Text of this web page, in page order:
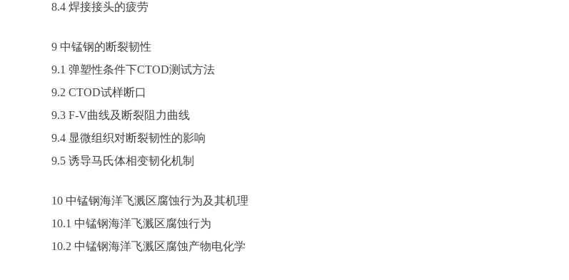
8.4 焊接接头的疲劳
9 中锰钢的断裂韧性
9.1 弹塑性条件下CTOD测试方法
9.2 CTOD试样断口
9.3 F-V曲线及断裂阻力曲线
9.4 显微组织对断裂韧性的影响
9.5 诱导马氏体相变韧化机制
10 中锰钢海洋飞溅区腐蚀行为及其机理
10.1 中锰钢海洋飞溅区腐蚀行为
10.2 中锰钢海洋飞溅区腐蚀产物电化学